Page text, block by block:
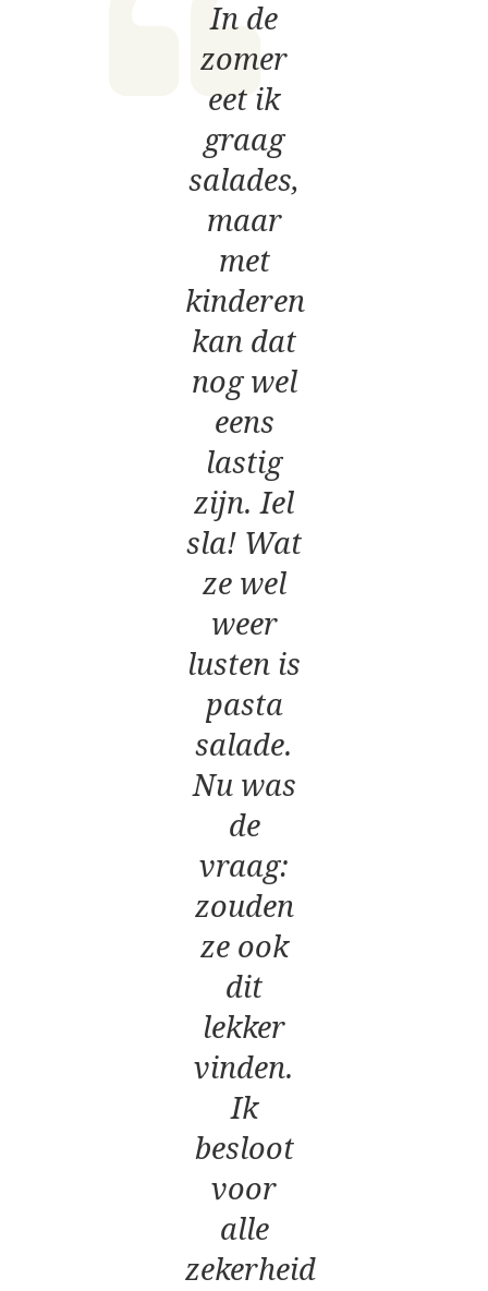
In de
zomer
eet ik
graag
salades,
maar
met
kinderen
kan dat
nog wel
eens
lastig
zijn. Iel
sla! Wat
ze wel
weer
lusten is
pasta
salade.
Nu was
de
vraag:
zouden
ze ook
dit
lekker
vinden.
Ik
besloot
voor
alle
zekerheid